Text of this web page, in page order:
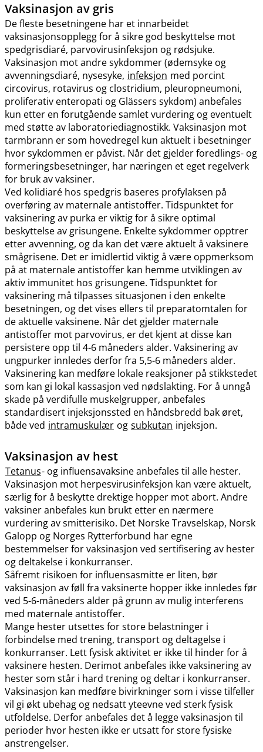
Vaksinasjon av gris
De fleste besetningene har et innarbeidet
vaksinasjonsopplegg for å sikre god beskyttelse mot
spedgrisdiaré, parvovirusinfeksjon og rødsjuke.
Vaksinasjon mot andre sykdommer (ødemsyke og
avvenningsdiaré, nysesyke, infeksjon med porcint
circovirus, rotavirus og clostridium, pleuropneumoni,
proliferativ enteropati og Glässers sykdom) anbefales
kun etter en forutgående samlet vurdering og eventuelt
med støtte av laboratoriediagnostikk. Vaksinasjon mot
tarmbrann er som hovedregel kun aktuelt i besetninger
hvor sykdommen er påvist. Når det gjelder foredlings- og
formeringsbesetninger, har næringen et eget regelverk
for bruk av vaksiner.
Ved kolidiaré hos spedgris baseres profylaksen på
overføring av maternale antistoffer. Tidspunktet for
vaksinering av purka er viktig for å sikre optimal
beskyttelse av grisungene. Enkelte sykdommer opptrer
etter avvenning, og da kan det være aktuelt å vaksinere
smågrisene. Det er imidlertid viktig å være oppmerksom
på at maternale antistoffer kan hemme utviklingen av
aktiv immunitet hos grisungene. Tidspunktet for
vaksinering må tilpasses situasjonen i den enkelte
besetningen, og det vises ellers til preparatomtalen for
de aktuelle vaksinene. Når det gjelder maternale
antistoffer mot parvovirus, er det kjent at disse kan
persistere opp til 4-6 måneders alder. Vaksinering av
ungpurker innledes derfor fra 5,5-6 måneders alder.
Vaksinering kan medføre lokale reaksjoner på stikkstedet
som kan gi lokal kassasjon ved nødslakting. For å unngå
skade på verdifulle muskelgrupper, anbefales
standardisert injeksjonssted en håndsbredd bak øret,
både ved intramuskulær og subkutan injeksjon.
Vaksinasjon av hest
Tetanus- og influensavaksine anbefales til alle hester.
Vaksinasjon mot herpesvirusinfeksjon kan være aktuelt,
særlig for å beskytte drektige hopper mot abort. Andre
vaksiner anbefales kun brukt etter en nærmere
vurdering av smitterisiko. Det Norske Travselskap, Norsk
Galopp og Norges Rytterforbund har egne
bestemmelser for vaksinasjon ved sertifisering av hester
og deltakelse i konkurranser.
Såfremt risikoen for influensasmitte er liten, bør
vaksinasjon av føll fra vaksinerte hopper ikke innledes før
ved 5-6-måneders alder på grunn av mulig interferens
med maternale antistoffer.
Mange hester utsettes for store belastninger i
forbindelse med trening, transport og deltagelse i
konkurranser. Lett fysisk aktivitet er ikke til hinder for å
vaksinere hesten. Derimot anbefales ikke vaksinering av
hester som står i hard trening og deltar i konkurranser.
Vaksinasjon kan medføre bivirkninger som i visse tilfeller
vil gi økt ubehag og nedsatt yteevne ved sterk fysisk
utfoldelse. Derfor anbefales det å legge vaksinasjon til
perioder hvor hesten ikke er utsatt for store fysiske
anstrengelser.